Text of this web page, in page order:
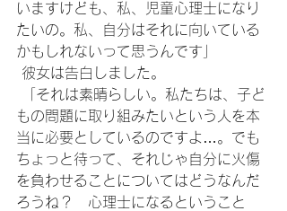
いますけども、私、児童心理士になり
たいの。私、自分はそれに向いている
かもしれないって思うんです」
彼女は告白しました。
もの問題に取り組みたいという人を本
当に必要としているのですよ…。でも
ちょっと待って、それじゃ自分に火傷
を負わせることについてはどうなんだ
ろうね？　心理士になるということ